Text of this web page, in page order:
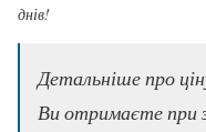
днів!
Детальніше про
Ви отримаєте при